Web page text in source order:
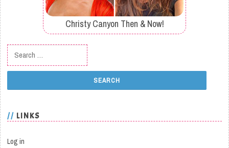
Christy Canyon Then & Now!
Search for:
LINKS
Log in